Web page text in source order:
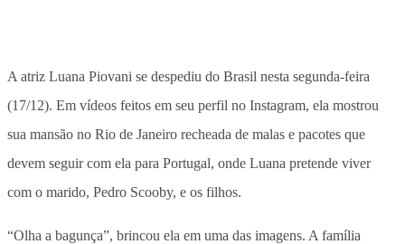
A atriz Luana Piovani se despediu do Brasil nesta segunda-feira
(17/12). Em vídeos feitos em seu perfil no Instagram, ela mostrou
sua mansão no Rio de Janeiro recheada de malas e pacotes que
devem seguir com ela para Portugal, onde Luana pretende viver
com o marido, Pedro Scooby, e os filhos.
“Olha a bagunça”, brincou ela em uma das imagens. A família